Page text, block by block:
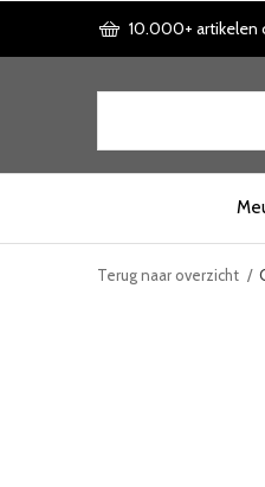
10.000+ artikelen
Terug naar overzicht